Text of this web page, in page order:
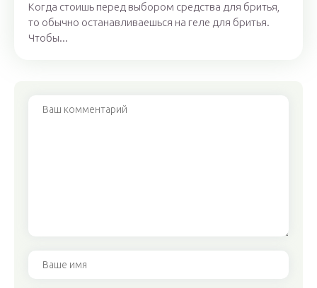
Когда стоишь перед выбором средства для бритья,
то обычно останавливаешься на геле для бритья.
Чтобы...